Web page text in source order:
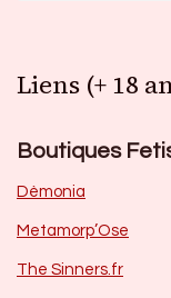
Liens (+ 18
Boutiques
Dèmonia
Metamorp’Ose
The Sinners.fr